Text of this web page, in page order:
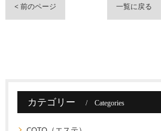
< 前のページ 一覧に戻る
カテゴリー Categories